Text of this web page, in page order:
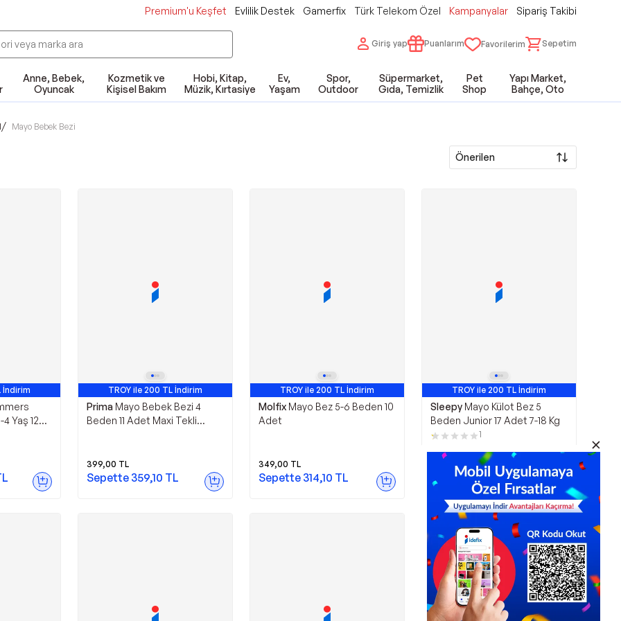
Premium'u Keşfet Evlilik Destek Gamerfix Türk Telekom Özel Kampanyalar Sipariş Takibi
Giriş yap Puanlarım Favorilerim Sepetim
Anne, Bebek,
Oyuncak
Kozmetik ve
Kişisel Bakım
Hobi, Kitap,
Müzik, Kırtasiye
Ev,
Yaşam
Spor,
Outdoor
Süpermarket,
Gıda, Temizlik
Pet
Shop
Yapı Market,
Bahçe, Oto
/ Mayo Bebek Bezi
Önerilen
İndirim
Yaş 12
TROY ile 200 TL İndirim
Prima Mayo Bebek Bezi 4
Beden 11 Adet Maxi Tekli
399,00 TL
Sepette 359,10 TL
TROY ile 200 TL İndirim
Molfix Mayo Bez 5-6 Beden 10
Adet
349,00 TL
Sepette 314,10 TL
TROY ile 200 TL İndirim
Sleepy Mayo Külot Bez 5
Beden Junior 17 Adet 7-18 Kg
1
305,00TL